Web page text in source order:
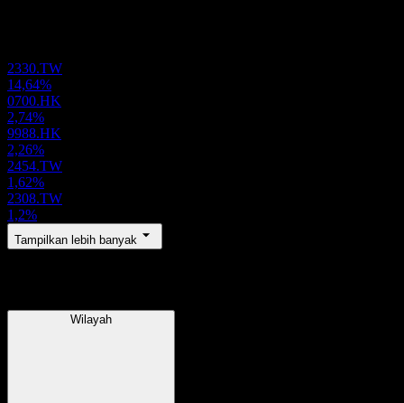
2330.TW
14,64%
0700.HK
2,74%
9988.HK
2,26%
2454.TW
1,62%
2308.TW
1,2%
Tampilkan lebih banyak
Wilayah